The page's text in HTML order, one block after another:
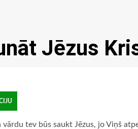
Jēzus
vārdu tev būs saukt Jēzus, jo Viņš